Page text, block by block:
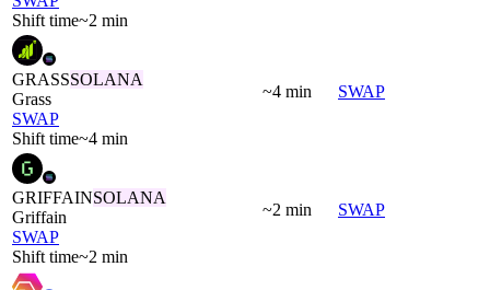
Shift time~2 min
GRASSSOLANA
Grass
SWAP
Shift time~4 min
~4 min SWAP
GRIFFAINSOLANA
Griffain
SWAP
Shift time~2 min
~2 min SWAP